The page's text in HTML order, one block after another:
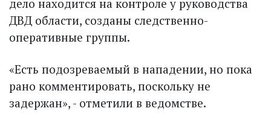
дело находится на контроле у руководства
ДВД области, созданы следственно-
оперативные группы.
«Есть подозреваемый в нападении, но пока
рано комментировать, поскольку не
задержан», - отметили в ведомстве.